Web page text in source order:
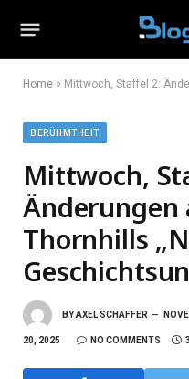
Home » Mittwoch, Staffel 2: Änderungen an
BERÜHMTHEIT
Mittwoch,
Änderungen
Thornhills
BYAXEL SCHAFFER
20, 2025 NO COMMENTS